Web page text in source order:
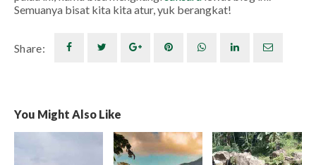
Semuanya bisat kita kita atur, yuk berangkat!
Share:
You Might Also Like